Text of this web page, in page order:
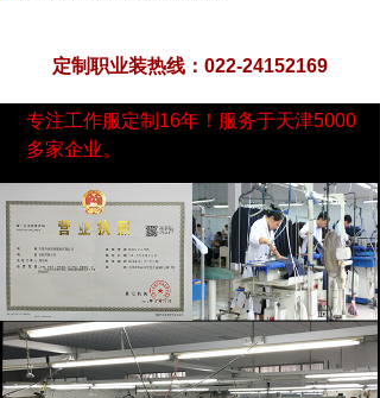
定制职业装热线：022-24152169
专注工作服定制16年！服务于天津5000
多家企业。